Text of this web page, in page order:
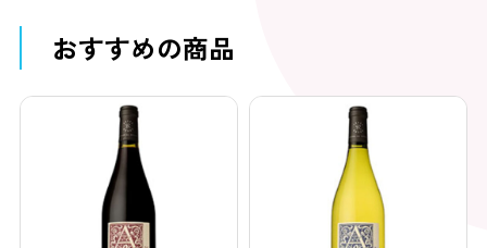
おすすめの商品